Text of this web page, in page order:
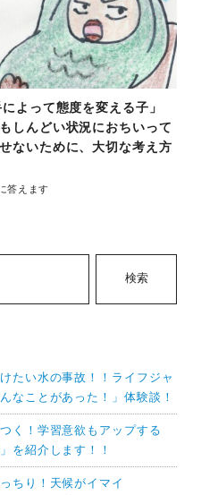
によって態度を変える子」
しんどい状況におちいって
ないために、大切な考え方
答えます
検索
たい水の事故！！ライフジャ
なことがあった！」体験談！
く！学習意欲もアップする
を紹介します！！
ちり！天候がイマイ